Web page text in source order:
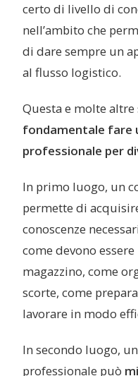
certo di livello di
nell’ambito che
di dare sempre un
al flusso logistico.
Questa e molte
fondamentale fare
professionale per
In primo luogo, un
permette di
conoscenze
come devono
magazzino, come
scorte, come
lavorare in modo
In secondo luogo,
professionale può